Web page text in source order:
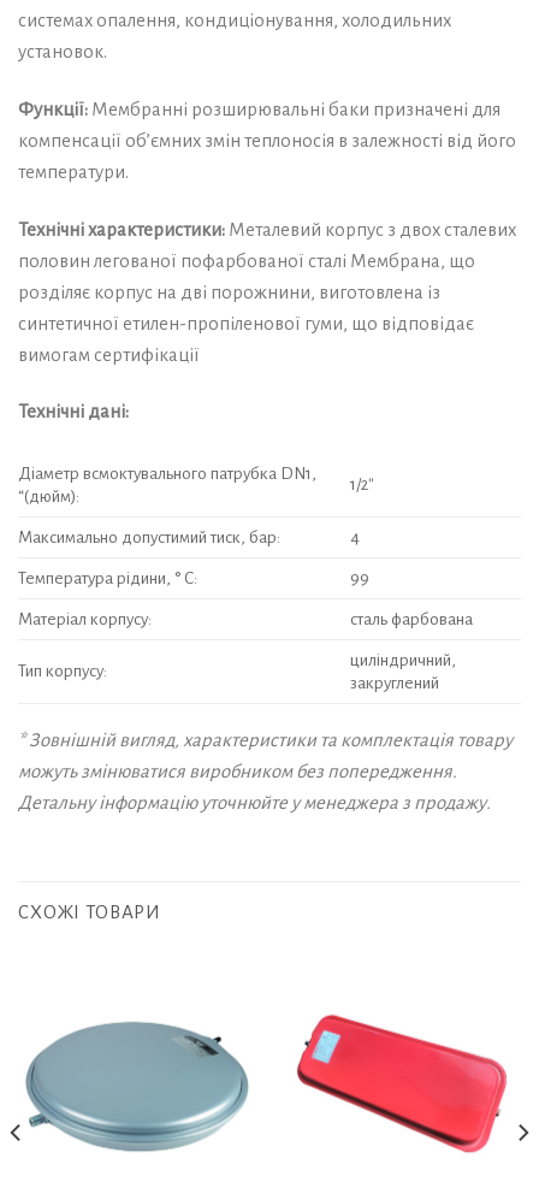
системах опалення, кондиціонування, холодильних
установок.
Функції: Мембранні розширювальні баки призначені для
компенсації об’ємних змін теплоносія в залежності від його
температури.
Технічні характеристики: Металевий корпус з двох сталевих
половин легованої пофарбованої сталі Мембрана, що
розділяє корпус на дві порожнини, виготовлена із
синтетичної етилен-пропіленової гуми, що відповідає
вимогам сертифікації
Технічні дані:
Діаметр всмоктувального патрубка DN1,
“(дюйм):
1/2″
Максимально допустимий тиск, бар: 4
Температура рідини, ° C: 99
Матеріал корпусу: сталь фарбована
Тип корпусу:
циліндричний,
закруглений
* Зовнішній вигляд, характеристики та комплектація товару
можуть змінюватися виробником без попередження.
Детальну інформацію уточнюйте у менеджера з продажу.
СХОЖІ ТОВАРИ